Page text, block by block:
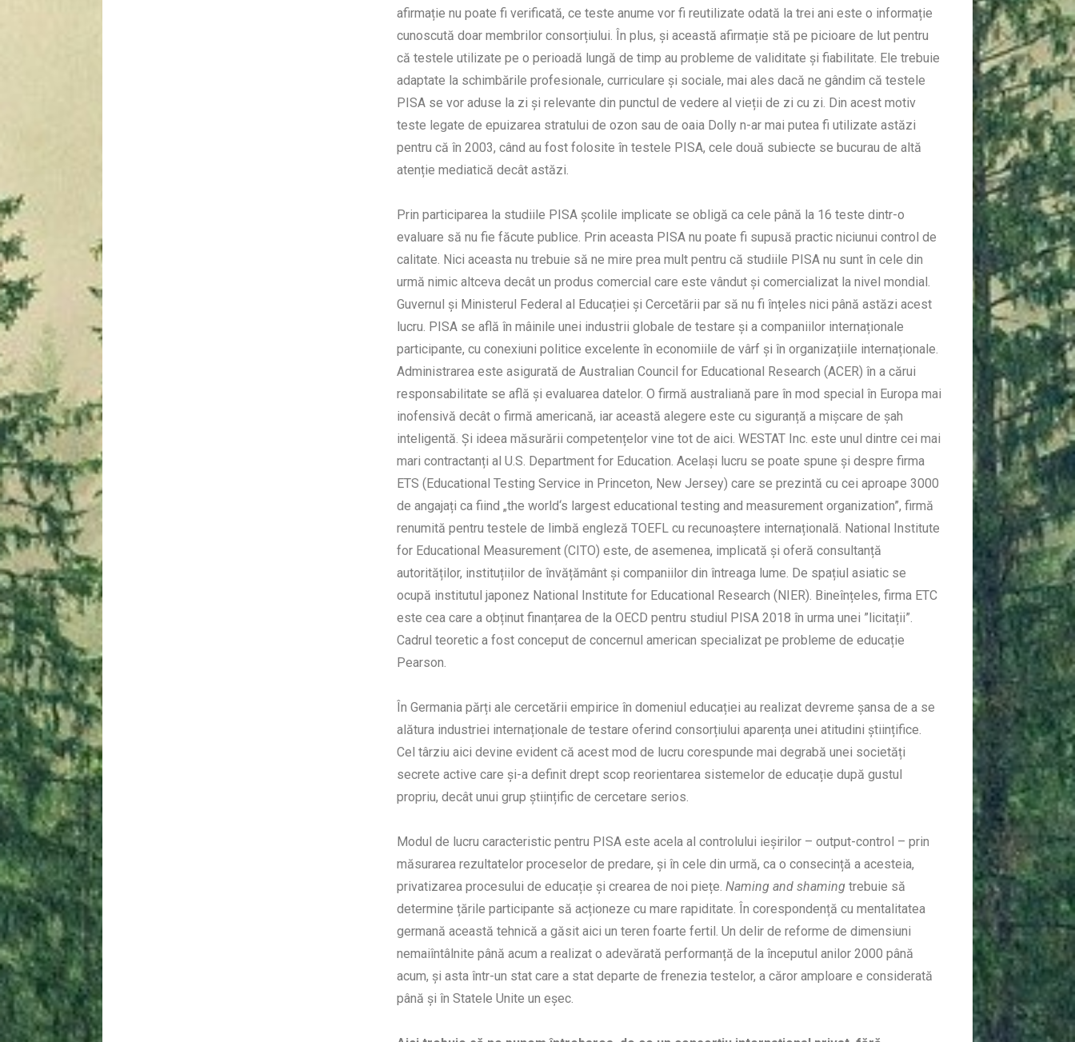
afirmație nu poate fi verificată, ce teste anume vor fi reutilizate odată la trei ani este o informație
cunoscută doar membrilor consorțiului. În plus, și această afirmație stă pe picioare de lut pentru
că testele utilizate pe o perioadă lungă de timp au probleme de validitate și fiabilitate. Ele trebuie
adaptate la schimbările profesionale, curriculare și sociale, mai ales dacă ne gândim că testele
PISA se vor aduse la zi și relevante din punctul de vedere al vieții de zi cu zi. Din acest motiv
teste legate de epuizarea stratului de ozon sau de oaia Dolly n-ar mai putea fi utilizate astăzi
pentru că în 2003, când au fost folosite în testele PISA, cele două subiecte se bucurau de altă
atenție mediatică decât astăzi.
Prin participarea la studiile PISA școlile implicate se obligă ca cele până la 16 teste dintr-o
evaluare să nu fie făcute publice. Prin aceasta PISA nu poate fi supusă practic niciunui control de
calitate. Nici aceasta nu trebuie să ne mire prea mult pentru că studiile PISA nu sunt în cele din
urmă nimic altceva decât un produs comercial care este vândut și comercializat la nivel mondial.
Guvernul și Ministerul Federal al Educației și Cercetării par să nu fi înțeles nici până astăzi acest
lucru. PISA se află în mâinile unei industrii globale de testare și a companiilor internaționale
participante, cu conexiuni politice excelente în economiile de vârf și în organizațiile internaționale.
Administrarea este asigurată de Australian Council for Educational Research (ACER) în a cărui
responsabilitate se află și evaluarea datelor. O firmă australiană pare în mod special în Europa mai
inofensivă decât o firmă americană, iar această alegere este cu siguranță a mișcare de șah
inteligentă. Și ideea măsurării competențelor vine tot de aici. WESTAT Inc. este unul dintre cei mai
mari contractanți al U.S. Department for Education. Același lucru se poate spune și despre firma
ETS (Educational Testing Service in Princeton, New Jersey) care se prezintă cu cei aproape 3000
de angajați ca fiind „the world‘s largest educational testing and measurement organization”, firmă
renumită pentru testele de limbă engleză TOEFL cu recunoaștere internațională. National Institute
for Educational Measurement (CITO) este, de asemenea, implicată și oferă consultanță
autorităților, instituțiilor de învățământ și companiilor din întreaga lume. De spațiul asiatic se
ocupă institutul japonez National Institute for Educational Research (NIER). Bineînțeles, firma ETC
este cea care a obținut finanțarea de la OECD pentru studiul PISA 2018 în urma unei ”licitații”.
Cadrul teoretic a fost conceput de concernul american specializat pe probleme de educație
Pearson.
În Germania părți ale cercetării empirice în domeniul educației au realizat devreme șansa de a se
alătura industriei internaționale de testare oferind consorțiului aparența unei atitudini științifice.
Cel târziu aici devine evident că acest mod de lucru corespunde mai degrabă unei societăți
secrete active care și-a definit drept scop reorientarea sistemelor de educație după gustul
propriu, decât unui grup științific de cercetare serios.
Modul de lucru caracteristic pentru PISA este acela al controlului ieșirilor – output-control – prin
măsurarea rezultatelor proceselor de predare, și în cele din urmă, ca o consecință a acesteia,
privatizarea procesului de educație și crearea de noi piețe.Naming and shamingtrebuie să
determine țările participante să acționeze cu mare rapiditate. În corespondență cu mentalitatea
germană această tehnică a găsit aici un teren foarte fertil. Un delir de reforme de dimensiuni
nemaiîntâlnite până acum a realizat o adevărată performanță de la începutul anilor 2000 până
acum, și asta într-un stat care a stat departe de frenezia testelor, a căror amploare e considerată
până și în Statele Unite un eșec.